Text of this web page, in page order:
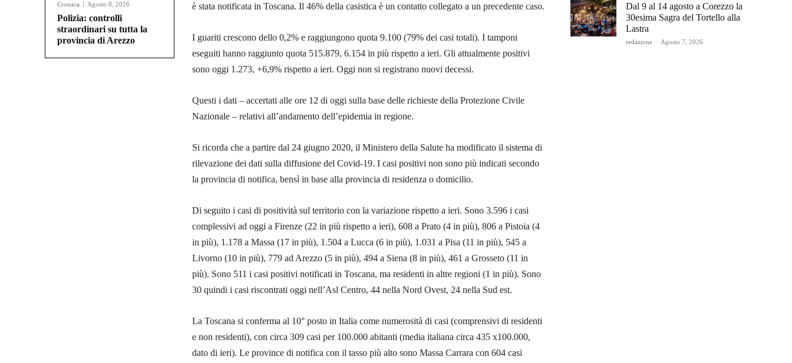
Cronaca Agosto 8, 2026
Polizia: controlli
straordinari su tutta la
provincia di Arezzo
è stata notificata in Toscana. Il 46% della casistica è un contatto collegato a un precedente caso.
I guariti crescono dello 0,2% e raggiungono quota 9.100 (79% dei casi totali). I tamponi
eseguiti hanno raggiunto quota 515.879, 6.154 in più rispetto a ieri. Gli attualmente positivi
sono oggi 1.273, +6,9% rispetto a ieri. Oggi non si registrano nuovi decessi.
Questi i dati – accertati alle ore 12 di oggi sulla base delle richieste della Protezione Civile
Nazionale – relativi all’andamento dell’epidemia in regione.
Si ricorda che a partire dal 24 giugno 2020, il Ministero della Salute ha modificato il sistema di
rilevazione dei dati sulla diffusione del Covid-19. I casi positivi non sono più indicati secondo
la provincia di notifica, bensì in base alla provincia di residenza o domicilio.
Di seguito i casi di positività sul territorio con la variazione rispetto a ieri. Sono 3.596 i casi
complessivi ad oggi a Firenze (22 in più rispetto a ieri), 608 a Prato (4 in più), 806 a Pistoia (4
in più), 1.178 a Massa (17 in più), 1.504 a Lucca (6 in più), 1.031 a Pisa (11 in più), 545 a
Livorno (10 in più), 779 ad Arezzo (5 in più), 494 a Siena (8 in più), 461 a Grosseto (11 in
più). Sono 511 i casi positivi notificati in Toscana, ma residenti in altre regioni (1 in più). Sono
30 quindi i casi riscontrati oggi nell’Asl Centro, 44 nella Nord Ovest, 24 nella Sud est.
La Toscana si conferma al 10° posto in Italia come numerosità di casi (comprensivi di residenti
e non residenti), con circa 309 casi per 100.000 abitanti (media italiana circa 435 x100.000,
dato di ieri). Le province di notifica con il tasso più alto sono Massa Carrara con 604 casi
Dal 9 al 14 agosto a Corezzo la
30esima Sagra del Tortello alla
Lastra
redazione - Agosto 7, 2026